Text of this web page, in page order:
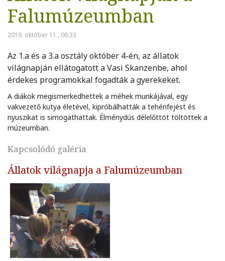
Falumúzeumban
2019. október 11., 06:33
Az 1.a és a 3.a osztály október 4-én, az állatok
világnapján ellátogatott a Vasi Skanzenbe, ahol
érdekes programokkal fogadták a gyerekeket.
A diákok megismerkedhettek a méhek munkájával, egy
vakvezető kutya életével, kipróbálhatták a tehénfejést és
nyuszikat is simogathattak. Élménydús délelőttöt töltöttek a
múzeumban.
Kapcsolódó galéria
Állatok világnapja a Falumúzeumban